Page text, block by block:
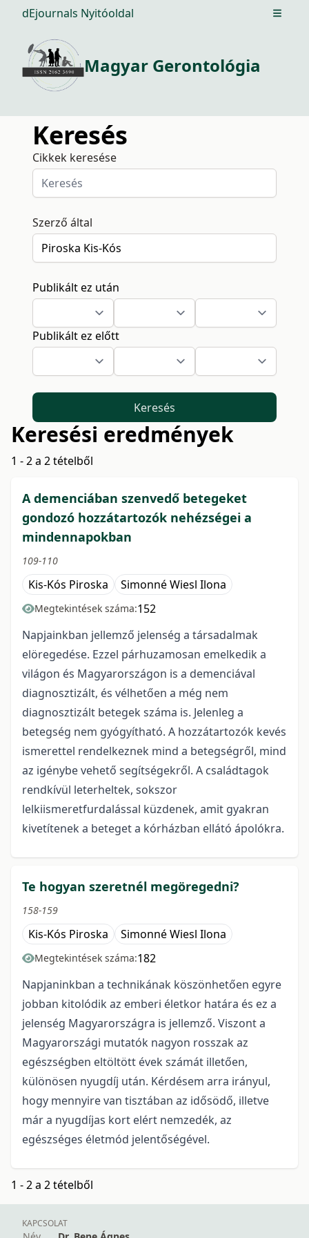
dEjournals Nyitóoldal Open
Magyar Gerontológia
Keresés
Cikkek keresése
Szerző által
Publikált ez után
Publikált ez előtt
Keresés
Keresési eredmények
1 - 2 a 2 tételből
A demenciában szenvedő betegeket
gondozó hozzátartozók nehézségei a
mindennapokban
109-110
Kis-Kós Piroska Simonné Wiesl Ilona
Megtekintések száma:152
Napjainkban jellemző jelenség a társadalmak
elöregedése. Ezzel párhuzamosan emelkedik a
világon és Magyarországon is a demenciával
diagnosztizált, és vélhetően a még nem
diagnosztizált betegek száma is. Jelenleg a
betegség nem gyógyítható. A hozzátartozók kevés
ismerettel rendelkeznek mind a betegségről, mind
az igénybe vehető segítségekről. A családtagok
rendkívül leterheltek, sokszor
lelkiismeretfurdalással küzdenek, amit gyakran
kivetítenek a beteget a kórházban ellátó ápolókra.
Te hogyan szeretnél megöregedni?
158-159
Kis-Kós Piroska Simonné Wiesl Ilona
Megtekintések száma:182
Napjaninkban a technikának köszönhetően egyre
jobban kitolódik az emberi életkor határa és ez a
jelenség Magyarországra is jellemző. Viszont a
Magyarországi mutatók nagyon rosszak az
egészségben eltöltött évek számát illetően,
különösen nyugdíj után. Kérdésem arra irányul,
hogy mennyire van tisztában az idősödő, illetve
már a nyugdíjas kort elért nemzedék, az
egészséges életmód jelentőségével.
1 - 2 a 2 tételből
KAPCSOLAT